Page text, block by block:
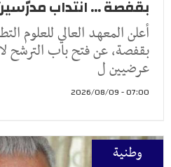
بقفصة ... انتداب
أعلن المعهد العالي للعلوم
بقفصة، عن فتح باب الترشح
عرضيين ل
07:00 - 2026/08/09
وطنية